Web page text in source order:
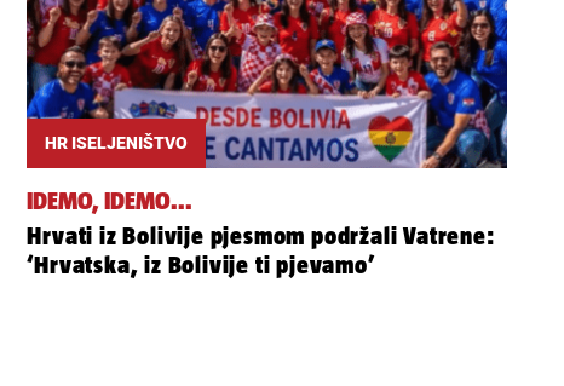
HR ISELJENIŠTVO
IDEMO, IDEMO...
Hrvati iz Bolivije pjesmom podržali Vatrene:
‘Hrvatska, iz Bolivije ti pjevamo’